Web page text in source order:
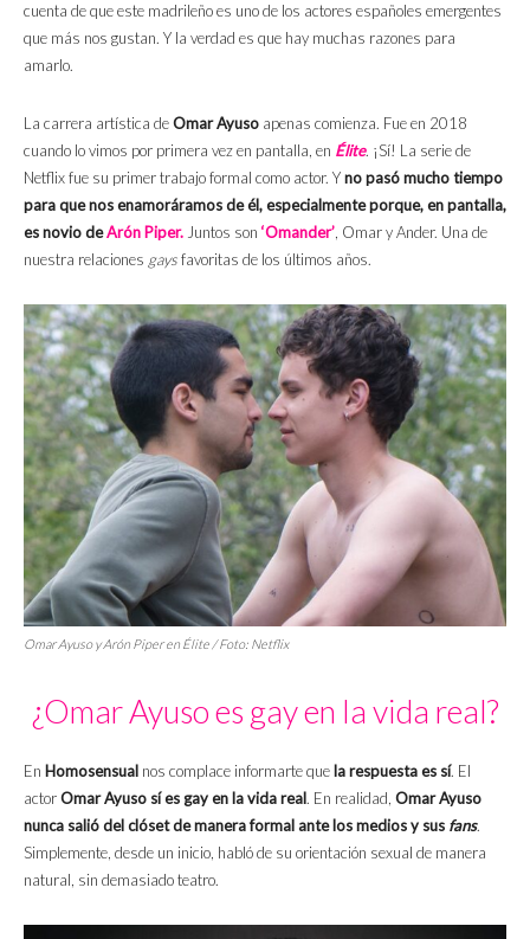
cuenta de que este madrileño es uno de los actores españoles emergentes
que más nos gustan. Y la verdad es que hay muchas razones para
amarlo.
La carrera artística deOmar Ayuso apenas comienza. Fue en 2018
cuando lo vimos por primera vez en pantalla, en Élite. ¡Sí! La serie de
Netflix fue su primer trabajo formal como actor. Yno pasó mucho tiempo
para que nos enamoráramos de él, especialmente porque, en pantalla,
es novio deArón Piper. Juntos son ‘Omander’, Omar y Ander. Una de
nuestra relaciones gaysfavoritas de los últimos años.
Omar Ayuso y Arón Piper en Élite / Foto: Netflix
¿Omar Ayuso es gay en la vida real?
En Homosensual nos complace informarte que la respuesta es sí. El
actorOmar Ayuso sí es gay en la vida real. En realidad, Omar Ayuso
nunca salió del clóset de manera formal ante los medios y sus fans.
Simplemente, desde un inicio, habló de su orientación sexual de manera
natural, sin demasiado teatro.